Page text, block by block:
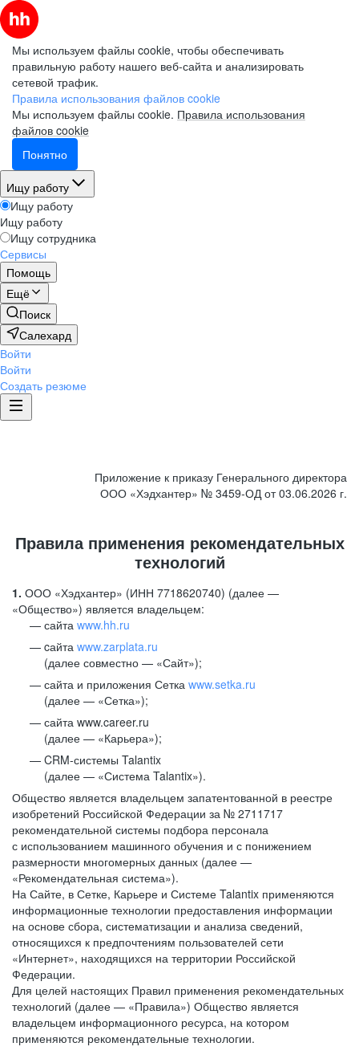
Мы используем файлы cookie, чтобы обеспечивать
правильную работу нашего веб-сайта и анализировать
сетевой трафик.
Правила использования файлов cookie
Мы используем файлы cookie. Правила использования
файлов cookie
Понятно
Ищу работу
Ищу работу
Ищу работу
Ищу сотрудника
Сервисы
Помощь
Ещё
Поиск
Салехард
Войти
Войти
Создать резюме
Приложение к приказу Генерального директора
ООО «Хэдхантер» № 3459-ОД от 03.06.2026 г.
Правила применения рекомендательных
технологий
1. ООО «Хэдхантер» (ИНН 7718620740) (далее —
«Общество») является владельцем:
сайта www.hh.ru
cайта www.zarplata.ru
(далее совместно — «Сайт»);
сайта и приложения Сетка www.setka.ru
(далее — «Сетка»);
сайта www.career.ru
(далее — «Карьера»);
CRM-системы Talantix
(далее — «Система Talantix»).
Общество является владельцем запатентованной в реестре
изобретений Российской Федерации за № 2711717
рекомендательной системы подбора персонала
с использованием машинного обучения и с понижением
размерности многомерных данных (далее —
«Рекомендательная система»).
На Сайте, в Сетке, Карьере и Системе Talantix применяются
информационные технологии предоставления информации
на основе сбора, систематизации и анализа сведений,
относящихся к предпочтениям пользователей сети
«Интернет», находящихся на территории Российской
Федерации.
Для целей настоящих Правил применения рекомендательных
технологий (далее — «Правила») Общество является
владельцем информационного ресурса, на котором
применяются рекомендательные технологии.